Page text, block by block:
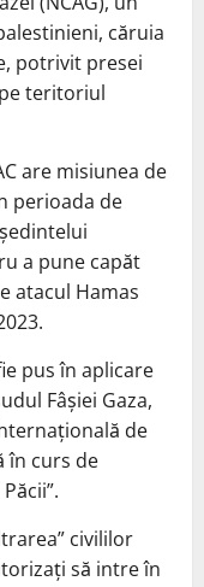
căruia
potrivit presei
teritoriul
are misiunea de
perioada de
a pune capăt
atacul Hamas
pus în aplicare
Fâşiei Gaza,
de
în curs de
civililor
să intre în